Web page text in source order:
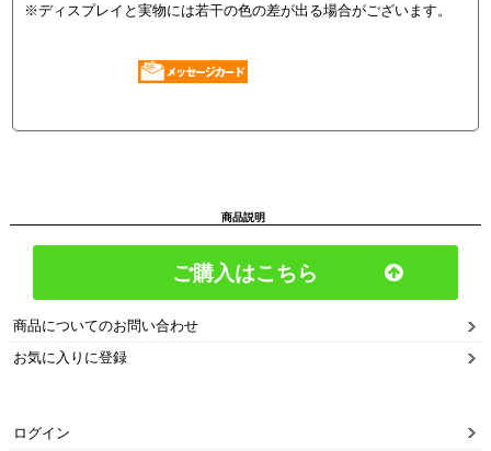
※ディスプレイと実物には若干の色の差が出る場合がございます。
商品説明
ご購入はこちら
商品についてのお問い合わせ
お気に入りに登録
ログイン